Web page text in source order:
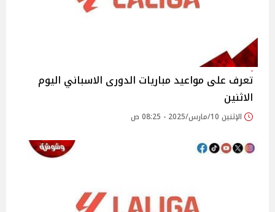
تعرف على مواعيد مباريات الدورى الاسباني اليوم
الاثنين
الإثنين 10/مارس/2025 - 08:25 ص